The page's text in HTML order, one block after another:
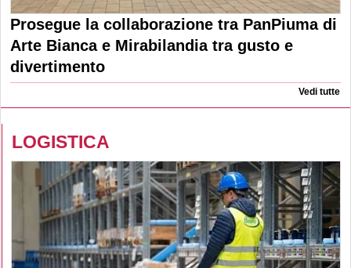
Prosegue la collaborazione tra PanPiuma di
Arte Bianca e Mirabilandia tra gusto e
divertimento
Vedi tutte
LOGISTICA